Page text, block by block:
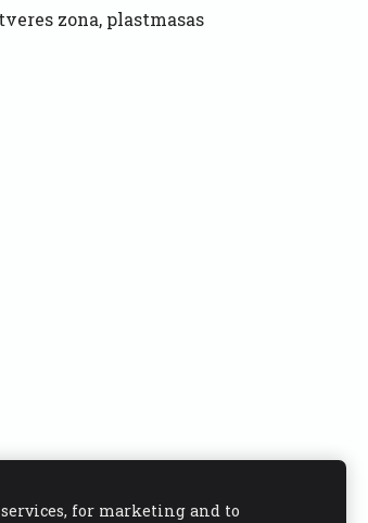
zona, plastmasas
for marketing and to